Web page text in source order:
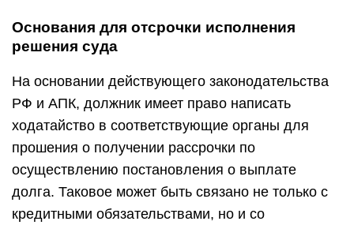
Основания для отсрочки исполнения
решения суда
На основании действующего законодательства
РФ и АПК, должник имеет право написать
ходатайство в соответствующие органы для
прошения о получении рассрочки по
осуществлению постановления о выплате
долга. Таковое может быть связано не только с
кредитными обязательствами, но и со